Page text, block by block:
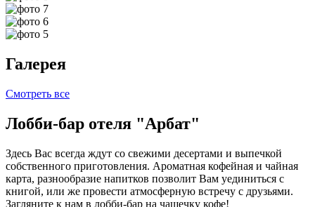
Галерея
Смотреть все
Лобби-бар отеля "Арбат"
Здесь Вас всегда ждут со свежими десертами и выпечкой
собственного приготовления. Ароматная кофейная и чайная
карта, разнообразие напитков позволит Вам уединиться с
книгой, или же провести атмосферную встречу с друзьями.
Загляните к нам в лобби-бар на чашечку кофе!